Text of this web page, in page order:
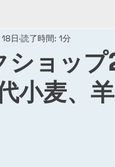
ショッ
小麦、
日 読了時間: 1分